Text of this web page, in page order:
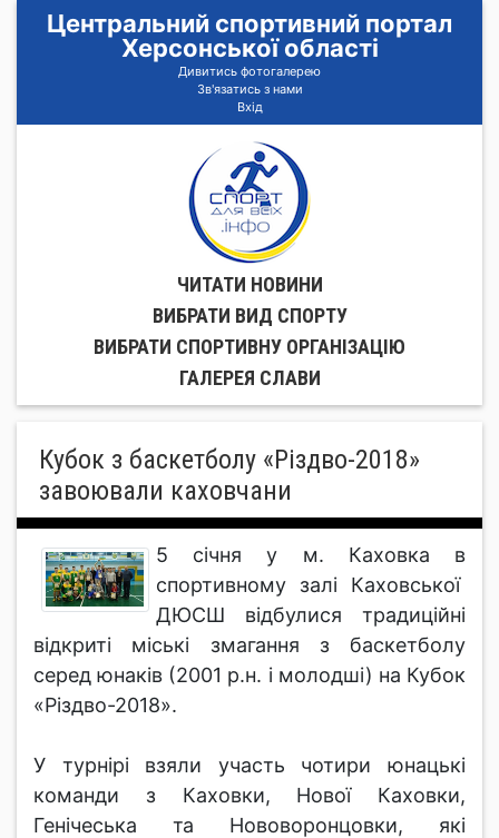
Центральний спортивний портал
Херсонської області
Дивитись фотогалерею
Зв'язатись з нами
Вхід
ЧИТАТИ НОВИНИ
ВИБРАТИ ВИД СПОРТУ
ВИБРАТИ СПОРТИВНУ ОРГАНIЗАЦIЮ
ГАЛЕРЕЯ СЛАВИ
Кубок з баскетболу «Різдво-2018»
завоювали каховчани
5 січня у м. Каховка в
спортивному залі Каховської
ДЮСШ відбулися традиційні
відкриті міські змагання з баскетболу
серед юнаків (2001 р.н. і молодші) на Кубок
«Різдво-2018».
У турнірі взяли участь чотири юнацькі
команди з Каховки, Нової Каховки,
Генічеська та Нововоронцовки, які